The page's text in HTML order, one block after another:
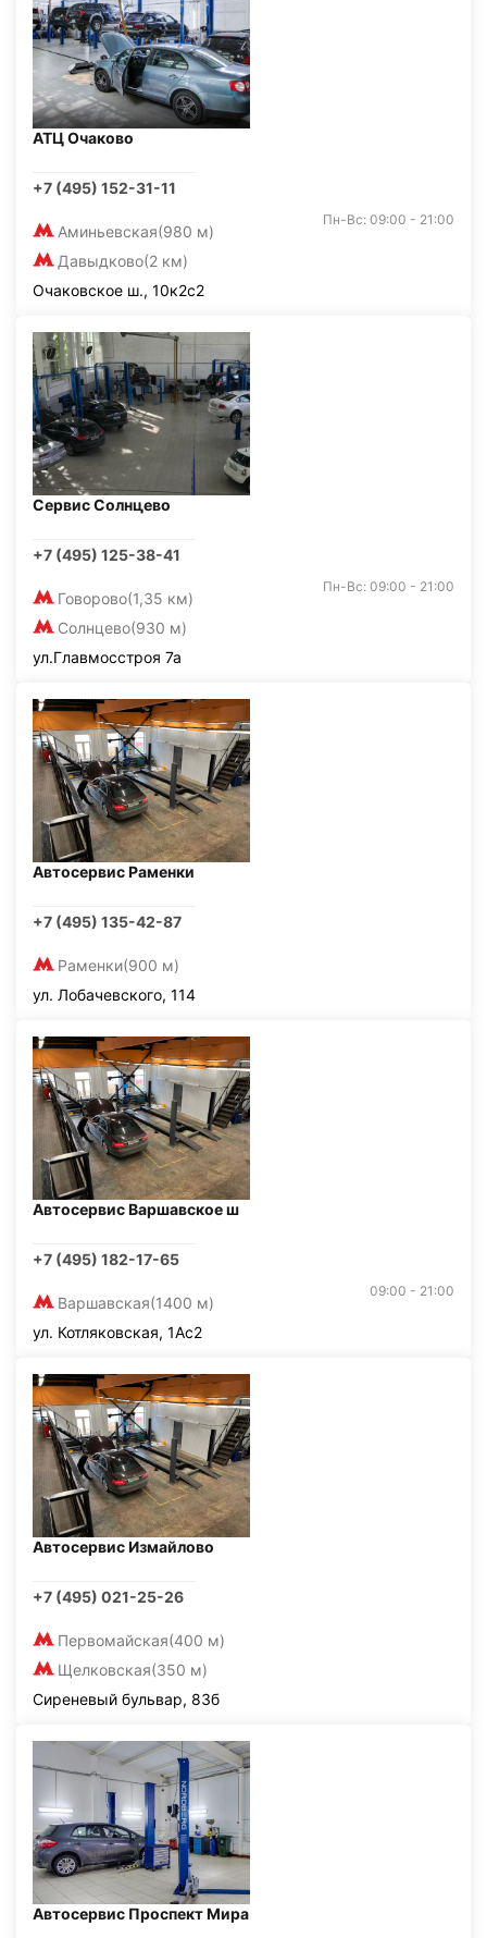
АТЦ Очаково
+7 (495) 152-31-11
Аминьевская(980 м)
Давыдково(2 км)
Пн-Вс: 09:00 - 21:00
Очаковское ш., 10к2с2
Сервис Солнцево
+7 (495) 125-38-41
Говорово(1,35 км)
Солнцево(930 м)
Пн-Вс: 09:00 - 21:00
ул.Главмосстроя 7а
Автосервис Раменки
+7 (495) 135-42-87
Раменки(900 м)
ул. Лобачевского, 114
Автосервис Варшавское ш
+7 (495) 182-17-65
Варшавская(1400 м)
09:00 - 21:00
ул. Котляковская, 1Ас2
Автосервис Измайлово
+7 (495) 021-25-26
Первомайская(400 м)
Щелковская(350 м)
Сиреневый бульвар, 83б
Автосервис Проспект Мира